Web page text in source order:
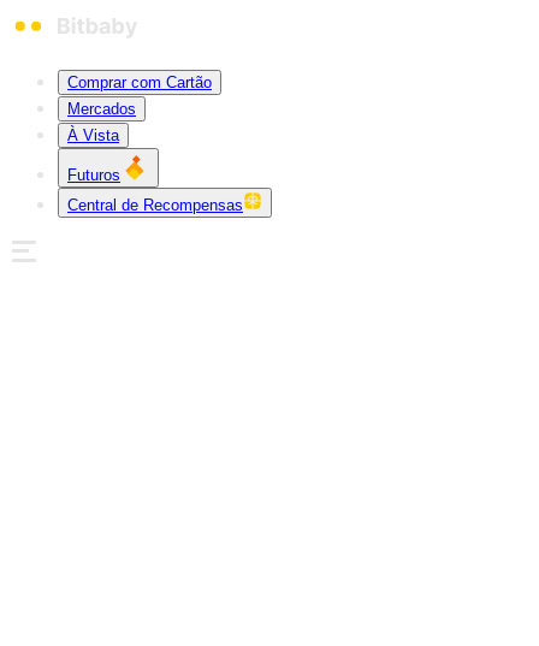
Comprar com Cartão
Mercados
À Vista
Futuros
Central de Recompensas